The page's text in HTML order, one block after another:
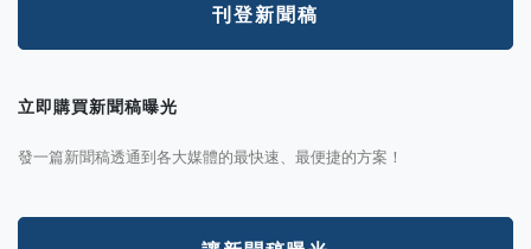
刊登新聞稿
立即購買新聞稿曝光
發一篇新聞稿透通到各大媒體的最快速、最便捷的方案！